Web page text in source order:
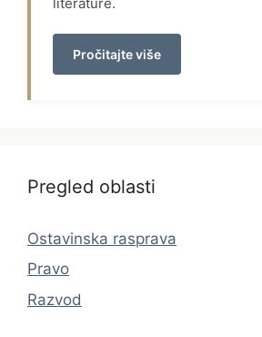
Pročitajte više
Pregled oblasti
Ostavinska rasprava
Pravo
Razvod